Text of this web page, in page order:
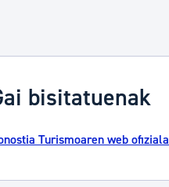
bisitatuenak
Turismoaren web ofiziala